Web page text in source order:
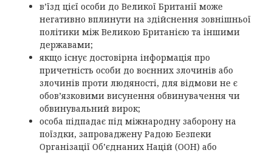
в’їзд цієї особи до Великої Британії може
негативно вплинути на здійснення зовнішньої
політики між Великою Британією та іншими
державами;
якщо існує достовірна інформація про
причетність особи до воєнних злочинів або
злочинів проти людяності, для відмови не є
обов’язковими висунення обвинувачення чи
обвинувальний вирок;
особа підпадає під міжнародну заборону на
поїздки, запроваджену Радою Безпеки
Організації Об’єднаних Націй (ООН) або